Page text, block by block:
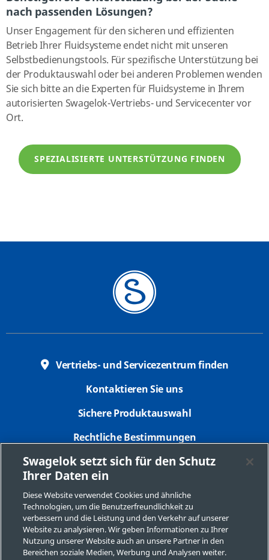
nach passenden Lösungen?
Unser Engagement für den sicheren und effizienten
Betrieb Ihrer Fluidsysteme endet nicht mit unseren
Selbstbedienungstools. Für spezifische Unterstützung bei
der Produktauswahl oder bei anderen Problemen wenden
Sie sich bitte an die Experten für Fluidsysteme in Ihrem
autorisierten Swagelok-Vertriebs- und Servicecenter vor
Ort.
SPEZIALISIERTE UNTERSTÜTZUNG FINDEN
Vertriebs- und Servicezentrum finden
Kontaktieren Sie uns
Sichere Produktauswahl
Rechtliche Bestimmungen
Datenschutzbestimmungen
Seitenverzeichnis
Cookie-Präferenzen
Swagelok setzt sich für den Schutz
Ihrer Daten ein
Diese Website verwendet Cookies und ähnliche
Technologien, um die Benutzerfreundlichkeit zu
verbessern und die Leistung und den Verkehr auf unserer
Website zu analysieren. Wir geben Informationen zu Ihrer
Nutzung unserer Website auch an unsere Partner in den
Bereichen soziale Medien, Werbung und Analysen weiter.